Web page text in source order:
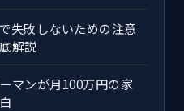
失敗しないための注意
解説
マンが月100万円の家